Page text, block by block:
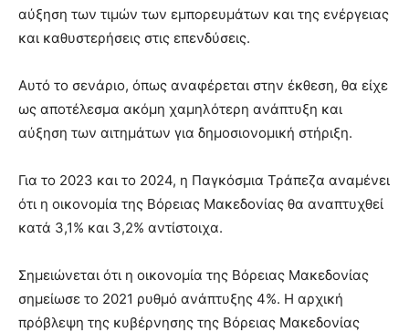
αύξηση των τιμών των εμπορευμάτων και της ενέργειας
και καθυστερήσεις στις επενδύσεις.
Αυτό το σενάριο, όπως αναφέρεται στην έκθεση, θα είχε
ως αποτέλεσμα ακόμη χαμηλότερη ανάπτυξη και
αύξηση των αιτημάτων για δημοσιονομική στήριξη.
Για το 2023 και το 2024, η Παγκόσμια Τράπεζα αναμένει
ότι η οικονομία της Βόρειας Μακεδονίας θα αναπτυχθεί
κατά 3,1% και 3,2% αντίστοιχα.
Σημειώνεται ότι η οικονομία της Βόρειας Μακεδονίας
σημείωσε το 2021 ρυθμό ανάπτυξης 4%. Η αρχική
πρόβλεψη της κυβέρνησης της Βόρειας Μακεδονίας